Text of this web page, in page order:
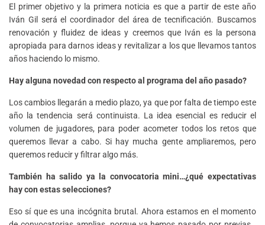
El primer objetivo y la primera noticia es que a partir de este año
Iván Gil será el coordinador del área de tecnificación. Buscamos
renovación y fluidez de ideas y creemos que Iván es la persona
apropiada para darnos ideas y revitalizar a los que llevamos tantos
años haciendo lo mismo.
Hay alguna novedad con respecto al programa del año pasado?
Los cambios llegarán a medio plazo, ya que por falta de tiempo este
año la tendencia será continuista. La idea esencial es reducir el
volumen de jugadores, para poder acometer todos los retos que
queremos llevar a cabo. Si hay mucha gente ampliaremos, pero
queremos reducir y filtrar algo más.
También ha salido ya la convocatoria mini…¿qué expectativas
hay con estas selecciones?
Eso sí que es una incógnita brutal. Ahora estamos en el momento